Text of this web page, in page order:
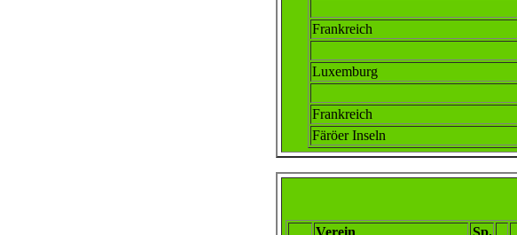
Frankreich
Luxemburg
Frankreich
Färöer Inseln
Verein Sp.